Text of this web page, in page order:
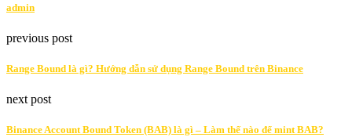
admin
previous post
Range Bound là gì? Hướng dẫn sử dụng Range Bound trên Binance
next post
Binance Account Bound Token (BAB) là gì – Làm thế nào để mint BAB?